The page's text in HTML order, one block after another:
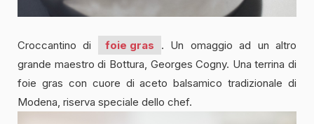
Croccantino di foie gras
. Un omaggio ad un altro
grande maestro di Bottura, Georges Cogny. Una terrina di
foie gras con cuore di aceto balsamico tradizionale di
Modena, riserva speciale dello chef.